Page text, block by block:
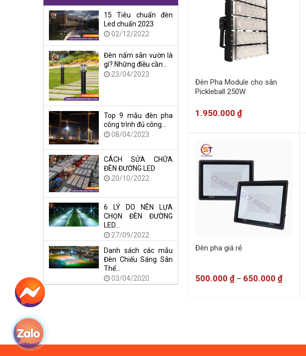
15 Tiêu chuẩn đèn
Led chuẩn 2023
02/12/2022
Đèn nấm sân vườn là
gì? Những điều cần…
23/04/2023
Top 9 mẫu đèn pha
công trình đủ công…
08/04/2023
CÁCH SỬA CHỮA
ĐÈN ĐƯỜNG LED
20/10/2022
6 LÝ DO NÊN LỰA
CHỌN ĐÈN ĐƯỜNG
LED…
27/09/2022
Danh sách các mẫu
Đèn Chiếu Sáng Sân
Thể…
03/04/2020
Đèn Pha Module cho sân
Pickleball 250W
1.950.000 ₫
Đèn pha giá rẻ
500.000 ₫ – 650.000 ₫